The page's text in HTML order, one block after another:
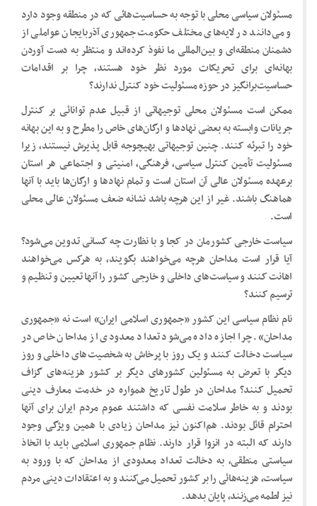
مسئولان سیاسی محلی با توجه به حساسیت‌هائی که در منطقه وجود دارد
و می‌دانند در لایه‌های مختلف حکومت جمهوری آذربایجان عواملی از
دشمنان منطقه‌ای و بین‌المللی ما نفوذ کرده‌اند و منتظر به دست آوردن
بهانه‌ای برای تحریکات مورد نظر خود هستند، چرا بر اقدامات
حساسیت‌برانگیز در حوزه مسئولیت خود کنترل ندارند؟
ممکن است مسئولان محلی توجیهاتی از قبیل عدم توانائی بر کنترل
جریانات وابسته به بعضی نهادها و ارگان‌های خاص را مطرح و به این بهانه
خود را تبرئه کنند. چنین توجیهاتی بهیچوجه قابل پذیرش نیستند، زیرا
مسئولیت تأمین کنترل سیاسی، فرهنگی، امنیتی و اجتماعی هر استان
برعهده مسئولان عالی آن استان است و تمام نهادها و ارگان‌ها باید با آنها
هماهنگ باشند. غیر از این هرچه باشد نشانه ضعف مسئولان عالی محلی
است.
سیاست خارجی کشورمان در کجا و با نظارت چه کسانی تدوین می‌شود؟
آیا قرار است مداحان هرچه می‌خواهند بگویند، به هرکس می‌خواهند
اهانت کنند و سیاست‌های داخلی و خارجی کشور را آنها تعیین و تنظیم و
ترسیم کنند؟
نام نظام سیاسی این کشور «جمهوری اسلامی ایران» است نه «جمهوری
مداحان». چرا اجازه داده می‌شود تعداد معدودی از مداحان خاص در
سیاست دخالت کنند و یک روز با پرخاش به شخصیت‌های داخلی و روز
دیگر با تعرض به مسئولین کشورهای دیگر بر کشور هزینه‌های گزاف
تحمیل کنند؟ مداحان در طول تاریخ همواره در خدمت معارف دینی
بودند و به خاطر سلامت نفسی که داشتند عموم مردم ایران برای آنها
احترام قائل بودند. هم‌اکنون نیز مداحان زیادی با همین ویژگی وجود
دارند که البته در انزوا قرار دارند. نظام جمهوری اسلامی باید با اتخاذ
سیاستی منطقی، به دخالت تعداد معدودی از مداحان که با ورود به
سیاست، هزینه‌هائی را بر کشور تحمیل می‌کنند و به اعتقادات دینی مردم
نیز لطمه می‌زنند، پایان بدهد.